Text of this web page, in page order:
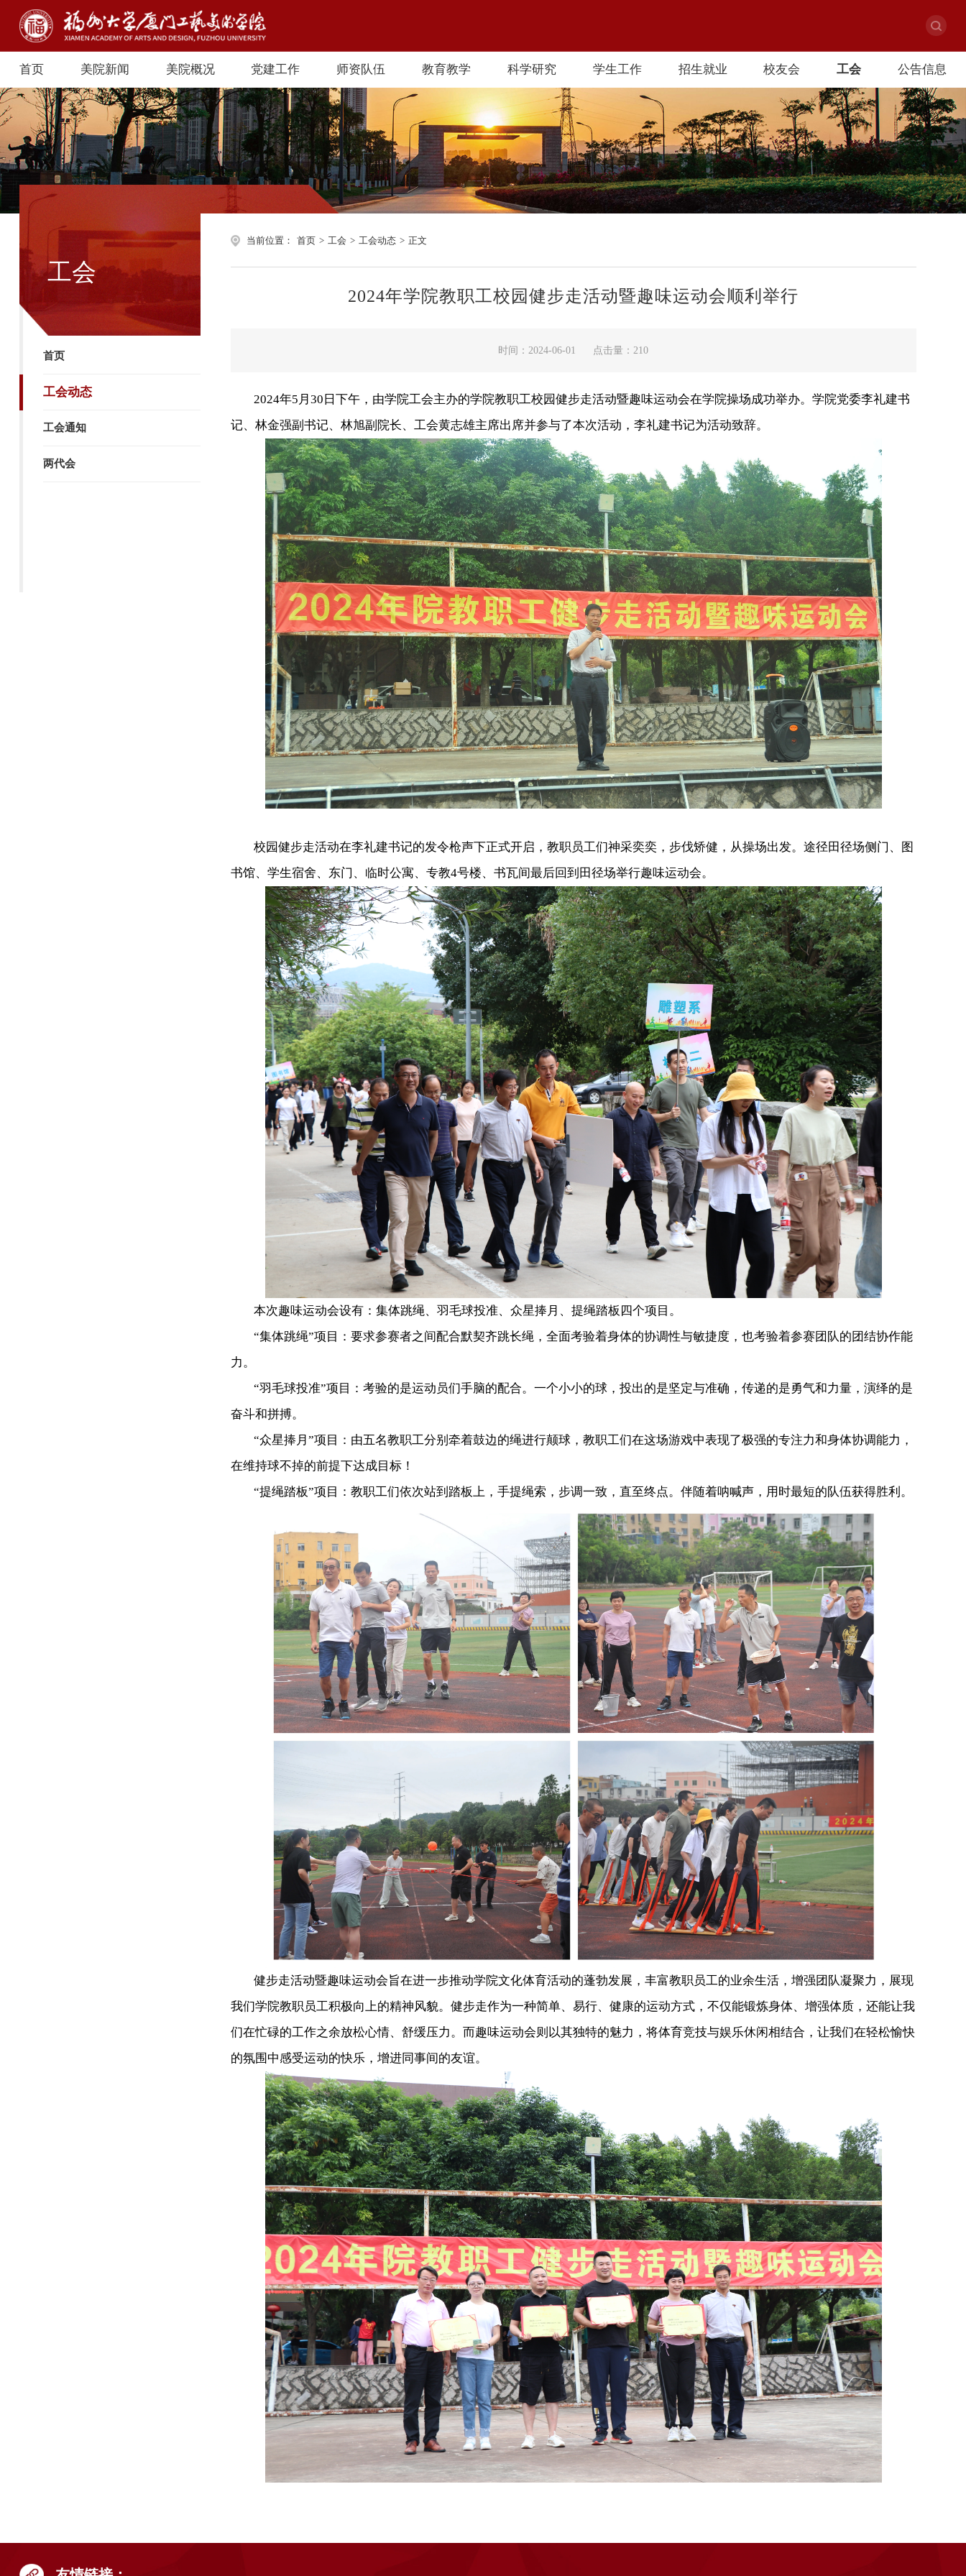
首页 美院新闻 美院概况 党建工作 师资队伍 教育教学 科学研究 学生工作 招生就业 校友会 工会 公告信息
工会
首页
工会动态
工会通知
两代会
当前位置： 首页 > 工会 > 工会动态 > 正文
2024年学院教职工校园健步走活动暨趣味运动会顺利举行
时间：2024-06-01 点击量：210
2024年5月30日下午，由学院工会主办的学院教职工校园健步走活动暨趣味运动会在学院操场成功举办。学院党委李礼建书
记、林金强副书记、林旭副院长、工会黄志雄主席出席并参与了本次活动，李礼建书记为活动致辞。
校园健步走活动在李礼建书记的发令枪声下正式开启，教职员工们神采奕奕，步伐矫健，从操场出发。途径田径场侧门、图
书馆、学生宿舍、东门、临时公寓、专教4号楼、书瓦间最后回到田径场举行趣味运动会。
本次趣味运动会设有：集体跳绳、羽毛球投准、众星捧月、提绳踏板四个项目。
“集体跳绳”项目：要求参赛者之间配合默契齐跳长绳，全面考验着身体的协调性与敏捷度，也考验着参赛团队的团结协作能
力。
“羽毛球投准”项目：考验的是运动员们手脑的配合。一个小小的球，投出的是坚定与准确，传递的是勇气和力量，演绎的是
奋斗和拼搏。
“众星捧月”项目：由五名教职工分别牵着鼓边的绳进行颠球，教职工们在这场游戏中表现了极强的专注力和身体协调能力，
在维持球不掉的前提下达成目标！
“提绳踏板”项目：教职工们依次站到踏板上，手提绳索，步调一致，直至终点。伴随着呐喊声，用时最短的队伍获得胜利。
健步走活动暨趣味运动会旨在进一步推动学院文化体育活动的蓬勃发展，丰富教职员工的业余生活，增强团队凝聚力，展现
我们学院教职员工积极向上的精神风貌。健步走作为一种简单、易行、健康的运动方式，不仅能锻炼身体、增强体质，还能让我
们在忙碌的工作之余放松心情、舒缓压力。而趣味运动会则以其独特的魅力，将体育竞技与娱乐休闲相结合，让我们在轻松愉快
的氛围中感受运动的快乐，增进同事间的友谊。